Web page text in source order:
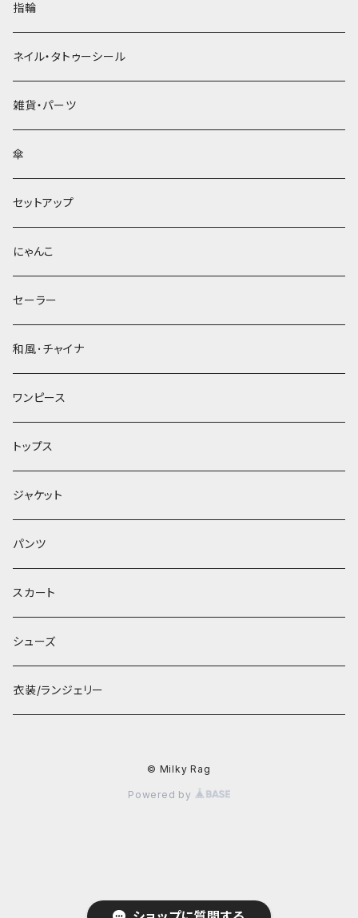
指輪
ネイル・タトゥーシール
雑貨・パーツ
傘
セットアップ
にゃんこ
セーラー
和風･チャイナ
ワンピース
トップス
ジャケット
パンツ
スカート
シューズ
衣装/ランジェリー
© Milky Rag
Powered by